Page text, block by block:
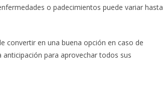
o padecimientos puede variar hasta
convertir en una buena opción en caso de
para aprovechar todos sus